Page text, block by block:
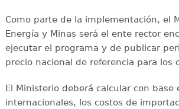
Como parte de la implementación, el
Energía y Minas será el ente rector
ejecutar el programa y de publicar
precio nacional de referencia para los
El Ministerio deberá calcular con base
internacionales, los costos de